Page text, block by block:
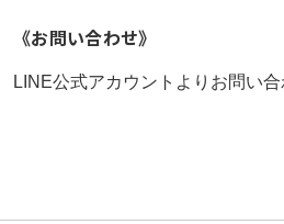
《お問い合わせ》
LINE公式アカウントよりお問い合